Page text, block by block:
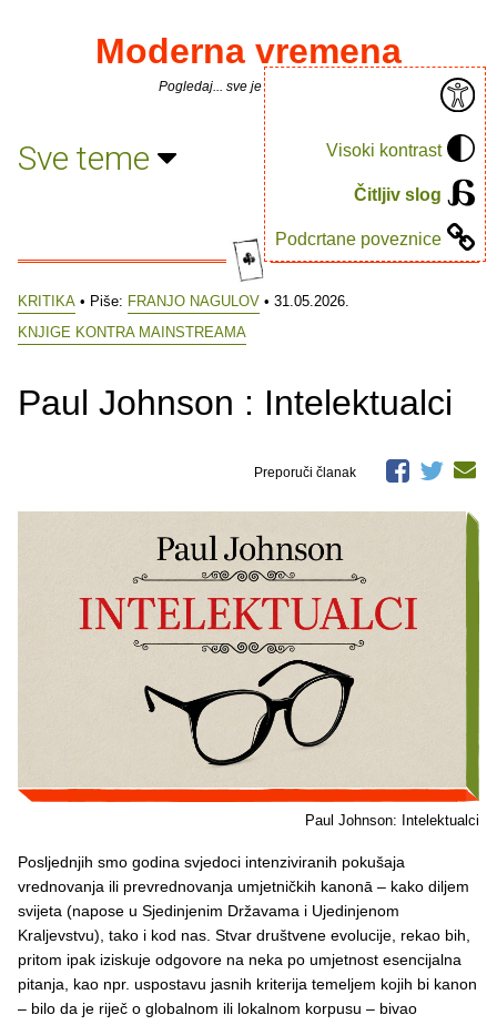
Visoki kontrast
Čitljiv slog
Podcrtane poveznice
Moderna vremena
Pogledaj... sve je puno knjiga.
Sve teme
KRITIKA • Piše: FRANJO NAGULOV • 31.05.2026.
KNJIGE KONTRA MAINSTREAMA
Paul Johnson : Intelektualci
Preporuči članak
Paul Johnson: Intelektualci
Posljednjih smo godina svjedoci intenziviranih pokušaja
vrednovanja ili prevrednovanja umjetničkih kanonā – kako diljem
svijeta (napose u Sjedinjenim Državama i Ujedinjenom
Kraljevstvu), tako i kod nas. Stvar društvene evolucije, rekao bih,
pritom ipak iziskuje odgovore na neka po umjetnost esencijalna
pitanja, kao npr. uspostavu jasnih kriterija temeljem kojih bi kanon
– bilo da je riječ o globalnom ili lokalnom korpusu – bivao